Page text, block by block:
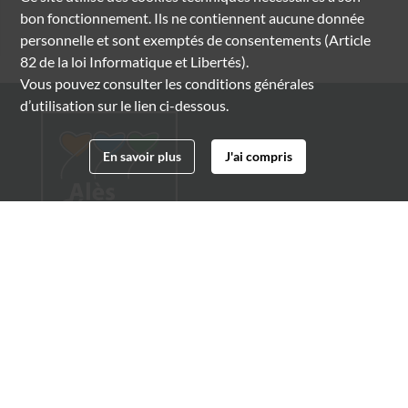
bon fonctionnement. Ils ne contiennent aucune donnée
personnelle et sont exemptés de consentements (Article
82 de la loi Informatique et Libertés).
Vous pouvez consulter les conditions générales
d’utilisation sur le lien ci-dessous.
En savoir plus J'ai compris